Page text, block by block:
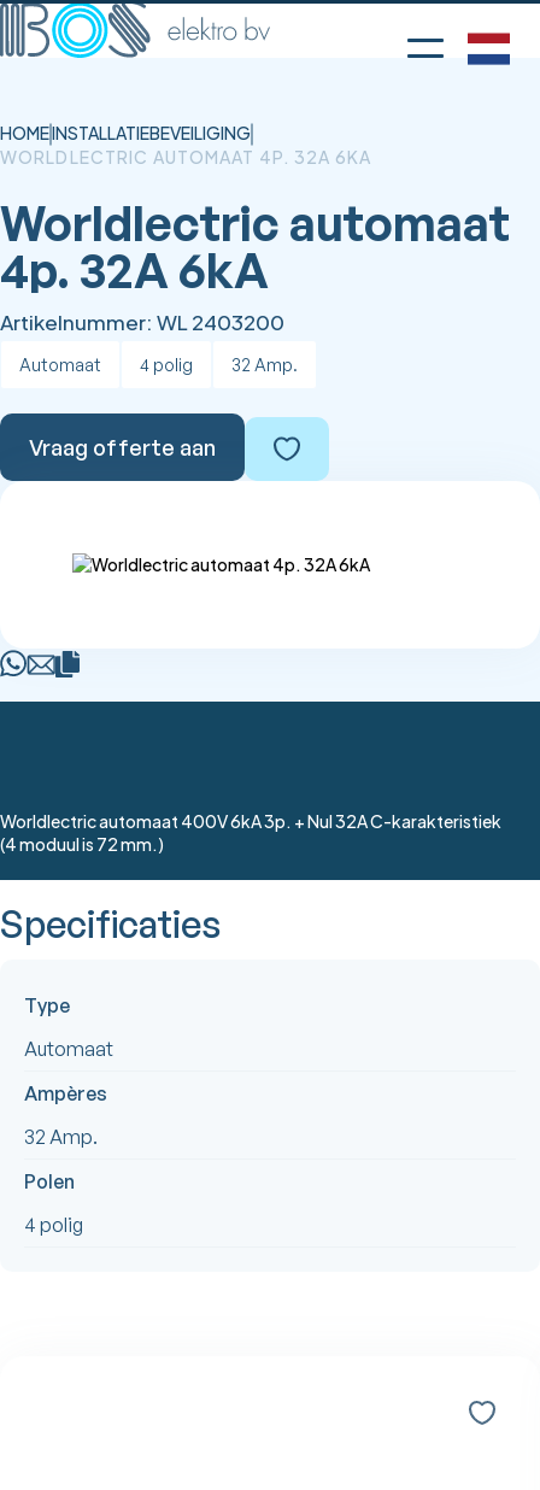
HOMEINSTALLATIEBEVEILIGING
WORLDLECTRIC AUTOMAAT 4P. 32A 6KA
Worldlectric automaat
4p. 32A 6kA
Artikelnummer: WL 2403200
Automaat 4 polig 32 Amp.
Vraag offerte aan
Worldlectric automaat 400V 6kA 3p. + Nul 32A C-karakteristiek
(4 moduul is 72 mm.)
Specificaties
Type
Automaat
Ampères
32 Amp.
Polen
4 polig